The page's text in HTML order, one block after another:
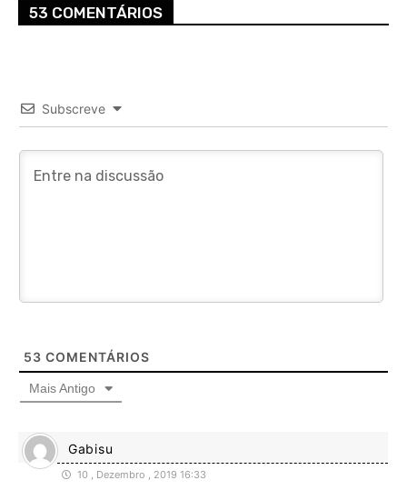
53 COMENTÁRIOS
Subscreve
53 COMENTÁRIOS
Mais Antigo
Gabisu
10 , Dezembro , 2019 16:33